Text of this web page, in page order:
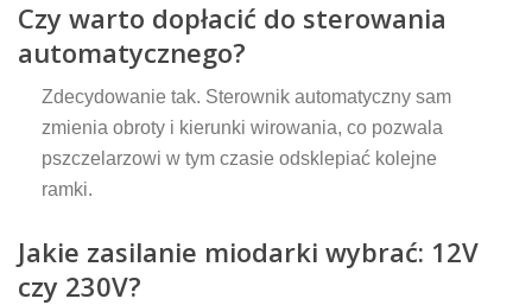
Czy warto dopłacić do sterowania
automatycznego?
Zdecydowanie tak. Sterownik automatyczny sam
zmienia obroty i kierunki wirowania, co pozwala
pszczelarzowi w tym czasie odsklepiać kolejne
ramki.
Jakie zasilanie miodarki wybrać: 12V
czy 230V?